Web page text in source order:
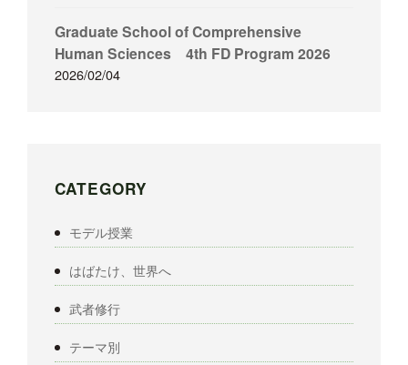
Graduate School of Comprehensive
Human Sciences 4th FD Program 2026
2026/02/04
CATEGORY
モデル授業
はばたけ、世界へ
武者修行
テーマ別